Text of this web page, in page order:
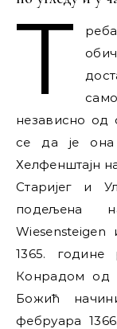
Т
независно од
се да је она
Хелфенштајн
Старијег и
подељена
Wiesensteigen
1365. године
Конрадом од
Божић
фебруара